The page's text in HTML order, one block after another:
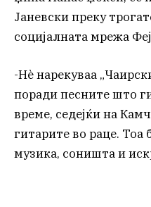
Јаневски преку
социјалната мрежа
-Нѐ нарекуваа
поради песните што
време, седејќи на
гитарите во раце. Тоа
музика, соништа и